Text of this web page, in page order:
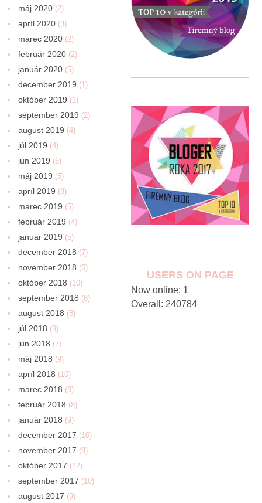
máj 2020 (2)
apríl 2020 (3)
marec 2020 (2)
február 2020 (2)
január 2020 (5)
december 2019 (1)
október 2019 (1)
september 2019 (2)
august 2019 (4)
júl 2019 (4)
jún 2019 (6)
máj 2019 (5)
apríl 2019 (8)
marec 2019 (5)
február 2019 (4)
január 2019 (5)
december 2018 (7)
november 2018 (6)
október 2018 (10)
september 2018 (8)
august 2018 (8)
júl 2018 (9)
jún 2018 (7)
máj 2018 (9)
apríl 2018 (10)
marec 2018 (8)
február 2018 (8)
január 2018 (9)
december 2017 (10)
november 2017 (9)
október 2017 (12)
september 2017 (10)
august 2017 (9)
USERS ON PAGE
Now online: 1
Overall: 240784